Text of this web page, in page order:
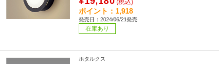
(税込)
ポイント：1,918
発売日：2024/06/21発売
在庫あり
ホタルクス